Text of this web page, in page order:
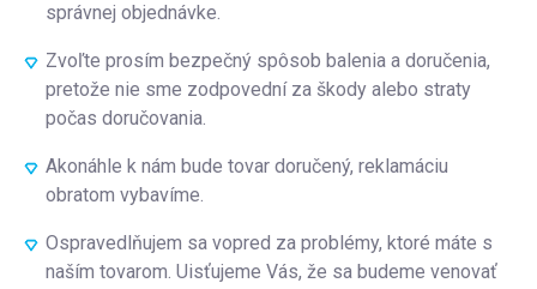
správnej objednávke.
Zvoľte prosím bezpečný spôsob balenia a doručenia,
pretože nie sme zodpovední za škody alebo straty
počas doručovania.
Akonáhle k nám bude tovar doručený, reklamáciu
obratom vybavíme.
Ospravedlňujem sa vopred za problémy, ktoré máte s
naším tovarom. Uisťujeme Vás, že sa budeme venovať